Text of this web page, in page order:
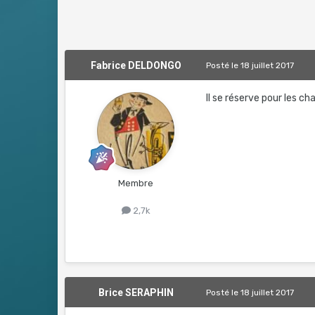
Fabrice DELDONGO
Membre
2,7k
Postéle 18 juillet 2017
Il se réserve pour les
Brice SERAPHIN Postéle 18 juillet 2017